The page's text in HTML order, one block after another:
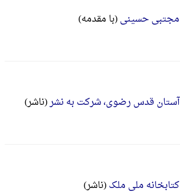
مجتبی حسینی(با مقدمه)
آستان قدس رضوی، شرکت به نشر(ناشر)
کتابخانه ملی ملک(ناشر)